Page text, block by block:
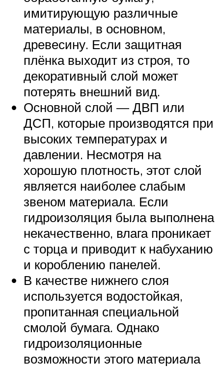
имитирующую различные
материалы, в основном,
древесину. Если защитная
плёнка выходит из строя, то
декоративный слой может
потерять внешний вид.
Основной слой — ДВП или
ДСП, которые производятся при
высоких температурах и
давлении. Несмотря на
хорошую плотность, этот слой
является наиболее слабым
звеном материала. Если
гидроизоляция была выполнена
некачественно, влага проникает
с торца и приводит к набуханию
и короблению панелей.
В качестве нижнего слоя
используется водостойкая,
пропитанная специальной
смолой бумага. Однако
гидроизоляционные
возможности этого материала